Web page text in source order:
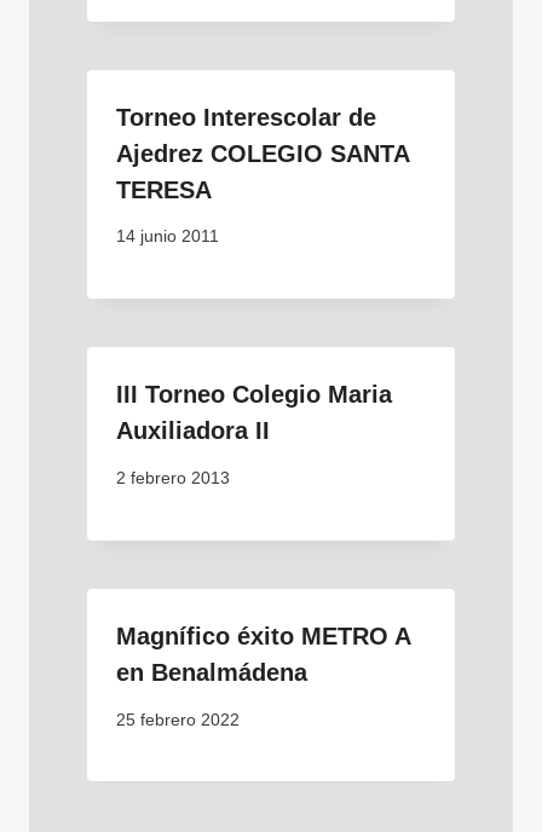
Torneo Interescolar de
Ajedrez COLEGIO SANTA
TERESA
14 junio 2011
III Torneo Colegio Maria
Auxiliadora II
2 febrero 2013
Magnífico éxito METRO A
en Benalmádena
25 febrero 2022